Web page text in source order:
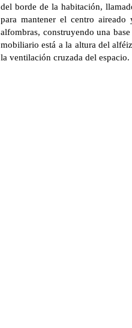
del borde de la habitación,
para mantener el centro
alfombras, construyendo una
mobiliario está a la altura del
la ventilación cruzada del espacio.